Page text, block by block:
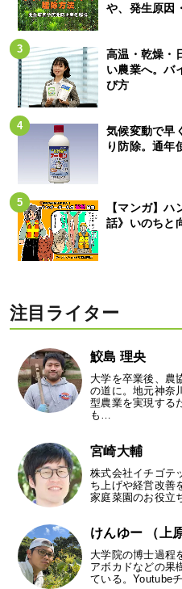
や、発生原因
高温・乾燥・
い農業へ。バ
び方
気候変動で早
り防除。通年
【マンガ】
話》いのちと
注目ライター
鮫島 理央
大学を卒業後、農
の道に。地元神奈
型農業を実現する
も…
宮崎大輔
株式会社イチゴテ
ち上げや経営改善
家庭菜園のお役立
けんゆー （上
大学院の博士過程
アボカドなどの果
ている。Youtube